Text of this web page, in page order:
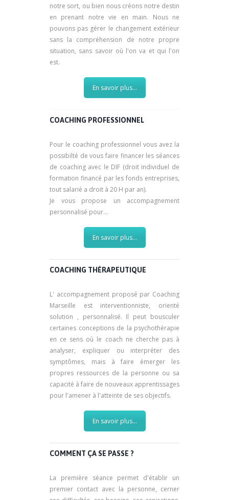
notre sort, ou bien nous créons notre destin
en prenant notre vie en main. Nous ne
pouvons pas gérer le changement extérieur
sans la compréhension de notre propre
situation, sans savoir où l'on va et qui l'on
est.
En savoir plus...
COACHING PROFESSIONNEL
Pour le coaching professionnel vous avez la
possibilté de vous faire financer les séances
de coaching avec le DIF (droit individuel de
formation financé par les fonds entreprises,
tout salarié a droit à 20 H par an).
Je vous propose un accompagnement
personnalisé pour...
En savoir plus...
COACHING THÉRAPEUTIQUE
L' accompagnement proposé par Coaching
Marseille est interventionniste, orienté
solution , personnalisé. Il peut bousculer
certaines conceptions de la psychothérapie
en ce sens où le coach ne cherche pas à
analyser, expliquer ou interpréter des
symptômes, mais à faire émerger les
propres ressources de la personne ou sa
capacité à faire de nouveaux apprentissages
pour l'amener à l'atteinte de ses objectifs.
En savoir plus...
COMMENT ÇA SE PASSE ?
La première séance permet d'établir un
premier contact avec la personne, cerner